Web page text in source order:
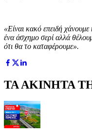
«Είναι κακό επειδή χάνουμε
ένα άσχημο σερί αλλά
ότι θα το καταφέρουμε».
ΤΑ ΑΚΙΝΗΤΑ